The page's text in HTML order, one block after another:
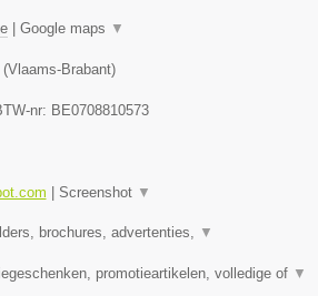
| Google maps ▼
Vlaams-Brabant)
nr: BE0708810573
Screenshot ▼
brochures, advertenties, ▼
promotieartikelen, volledige of ▼